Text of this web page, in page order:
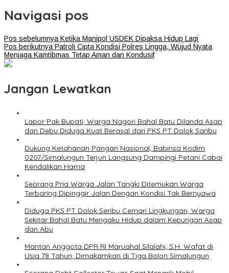
Navigasi pos
Pos sebelumnyaKetika Manipol USDEK Dipaksa Hidup Lagi
Pos berikutnyaPatroli Cipta Kondisi Polres Lingga, Wujud Nyata
Menjaga Kamtibmas Tetap Aman dan Kondusif
Jangan Lewatkan
Lapor Pak Bupati, Warga Nagori Bahal Batu Dilanda Asap
dan Debu Diduga Kuat Berasal dari PKS PT Dolok Saribu
Dukung Ketahanan Pangan Nasional, Babinsa Kodim
0207/Simalungun Terjun Langsung Dampingi Petani Cabai
Kendalikan Hama
Seorang Pria Warga Jalan Tangki Ditemukan Warga
Terbaring Dipinggir Jalan Dengan Kondisi Tak Bernyawa
Diduga PKS PT Dolok Seribu Cemari Lingkungan, Warga
Sekitar Bahal Batu Mengaku Hidup dalam Kepungan Asap
dan Abu
Mantan Anggota DPR RI Maruahal Silalahi, S.H. Wafat di
Usia 78 Tahun, Dimakamkan di Tiga Bolon Simalungun